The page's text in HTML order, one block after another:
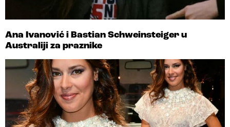
Ana Ivanović i Bastian Schweinsteiger u
Australiji za praznike